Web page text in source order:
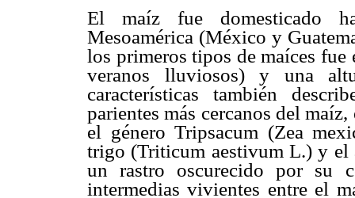
El maíz fue domesticado
Mesoamérica (México y
los primeros tipos de maíces
veranos lluviosos) y una
características también
parientes más cercanos del
el género Tripsacum (Zea
trigo (Triticum aestivum L.) y el
un rastro oscurecido por su
intermedias vivientes entre el